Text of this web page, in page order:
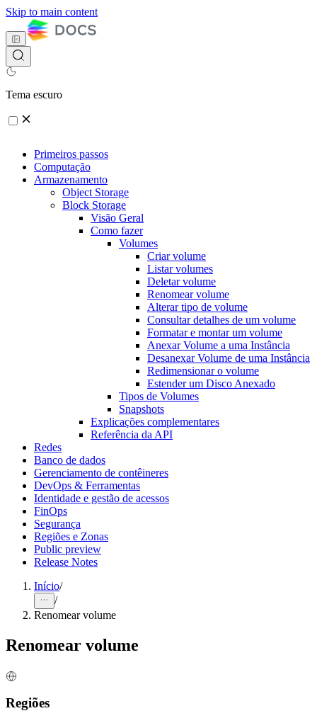
Skip to main content
Tema escuro
Primeiros passos
Computação
Armazenamento
Object Storage
Block Storage
Visão Geral
Como fazer
Volumes
Criar volume
Listar volumes
Deletar volume
Renomear volume
Alterar tipo de volume
Consultar detalhes de um volume
Formatar e montar um volume
Anexar Volume a uma Instância
Desanexar Volume de uma Instância
Redimensionar o volume
Estender um Disco Anexado
Tipos de Volumes
Snapshots
Explicações complementares
Referência da API
Redes
Banco de dados
Gerenciamento de contêineres
DevOps & Ferramentas
Identidade e gestão de acessos
FinOps
Segurança
Regiões e Zonas
Public preview
Release Notes
Início/
/
Renomear volume
Renomear volume
Regiões